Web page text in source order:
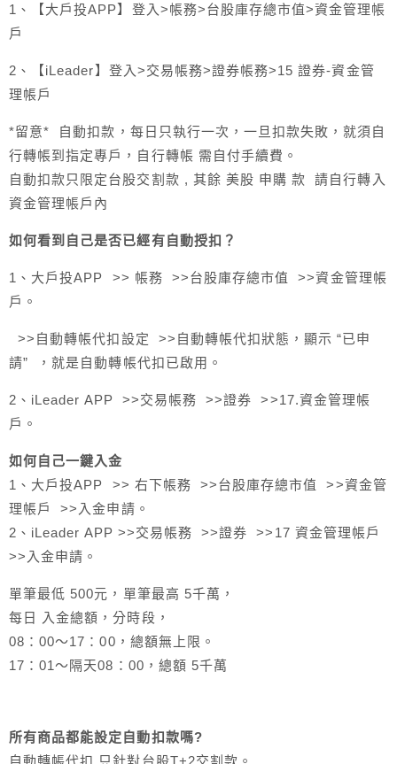
1、【大戶投APP】登入>帳務>台股庫存總市值>資金管理帳
戶
2、【iLeader】登入>交易帳務>證券帳務>15 證券-資金管
理帳戶
*留意* 自動扣款，每日只執行一次，一旦扣款失敗，就須自
行轉帳到指定專戶，自行轉帳 需自付手續費。
自動扣款只限定台股交割款 , 其餘 美股 申購 款 請自行轉入
資金管理帳戶內
如何看到自己是否已經有自動授扣？
1、大戶投APP >> 帳務 >>台股庫存總市值 >>資金管理帳
戶。
>>自動轉帳代扣設定 >>自動轉帳代扣狀態，顯示 “已申
請” ，就是自動轉帳代扣已啟用。
2、iLeader APP >>交易帳務 >>證券 >>17.資金管理帳
戶。
如何自己一鍵入金
1、大戶投APP >> 右下帳務 >>台股庫存總市值 >>資金管
理帳戶 >>入金申請。
2、iLeader APP >>交易帳務 >>證券 >>17 資金管理帳戶
>>入金申請。
單筆最低 500元，單筆最高 5千萬，
每日 入金總額，分時段，
08：00～17：00，總額無上限。
17：01～隔天08：00，總額 5千萬
所有商品都能設定自動扣款嗎?
自動轉帳代扣 只針對台股T+2交割款。